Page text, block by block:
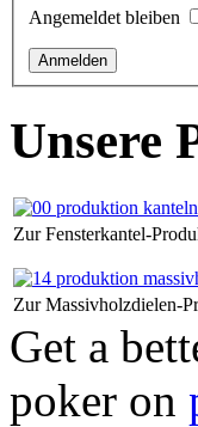
Angemeldet bleiben
Unsere
Zur Fensterkantel-
Zur Massivholzdielen-
Get a
poker on